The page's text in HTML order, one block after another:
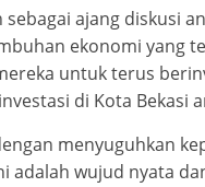
ajang diskusi
ekonomi yang
untuk terus
di Kota Bekasi
menyuguhkan
adalah wujud nyata